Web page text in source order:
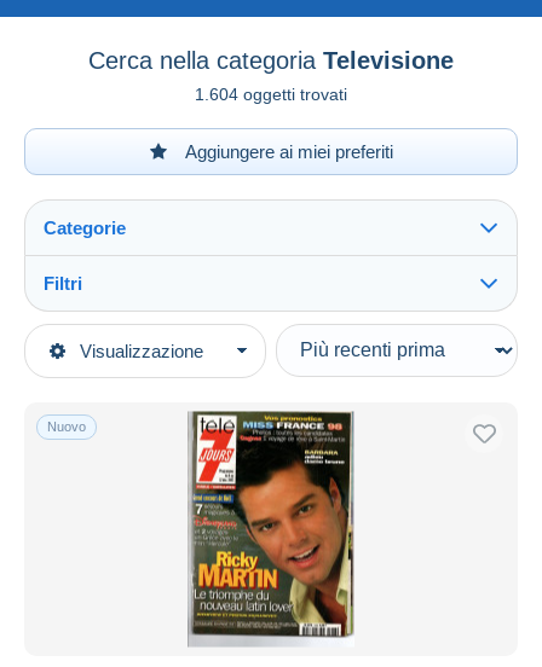
Cerca nella categoria Televisione
1.604 oggetti trovati
Aggiungere ai miei preferiti
Visualizzazione
Categorie
Categorie principali
Francese
Filtri
Tipo di vendita
In corso
Prezzo fisso
Asta con offerte
Aste senza offerte
Casa d'aste
Nuovo